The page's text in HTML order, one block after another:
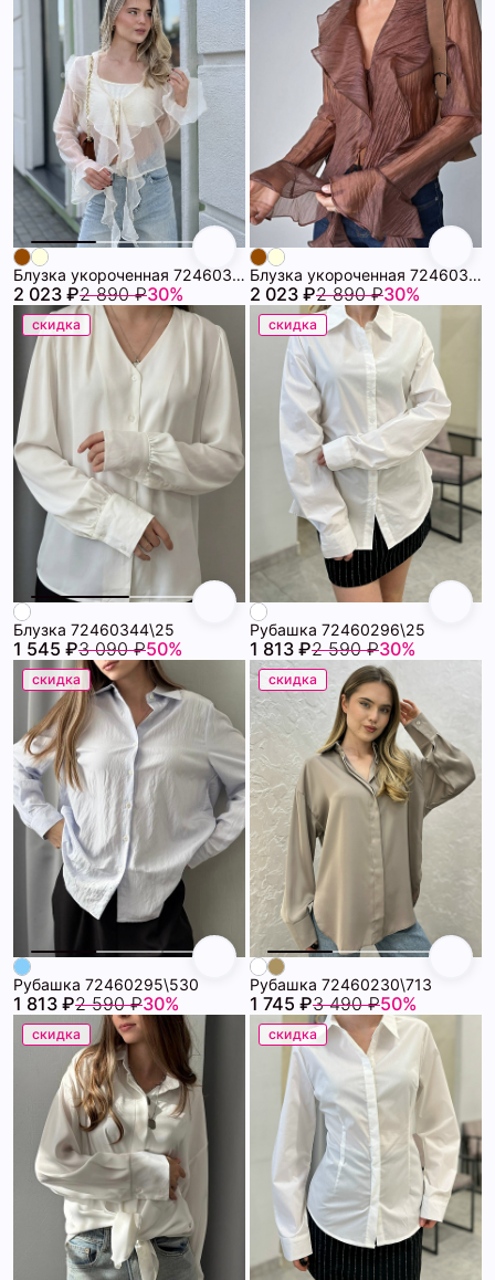
Блузка укороченная 72460392\751
2 023 ₽2 890 ₽30%
Блузка укороченная 72460392\41
2 023 ₽2 890 ₽30%
скидка
Блузка 72460344\25
1 545 ₽3 090 ₽50%
скидка
Рубашка 72460296\25
1 813 ₽2 590 ₽30%
скидка
Рубашка 72460295\530
1 813 ₽2 590 ₽30%
скидка
Рубашка 72460230\713
1 745 ₽3 490 ₽50%
скидка скидка